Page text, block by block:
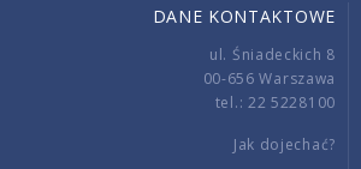
DANE KONTAKTOWE
ul. Śniadeckich 8
00-656 Warszawa
tel.: 22 5228100
Jak dojechać?